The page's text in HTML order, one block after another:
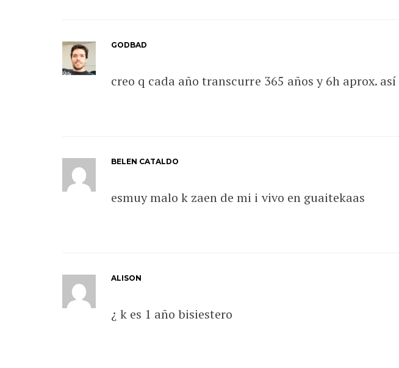
GODBAD
creo q cada año transcurre 365 años y 6h aprox.
BELEN CATALDO
esmuy malo k zaen de mi i vivo en guaitekaas
ALISON
¿ k es 1 año bisiestero